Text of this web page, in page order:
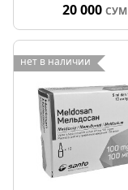
20 000 СУМ
нет в наличии